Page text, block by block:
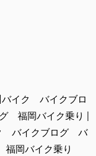
イク バイクブロ
福岡バイク乗り |
バイクブログ バ
岡バイク乗り